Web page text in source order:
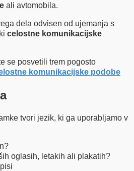
ali avtomobila.
dela odvisen od ujemanja s
celostne komunikacijske
se posvetili trem pogosto
komunikacijske podobe
tvori jezik, ki ga uporabljamo v
oglasih, letakih ali plakatih?